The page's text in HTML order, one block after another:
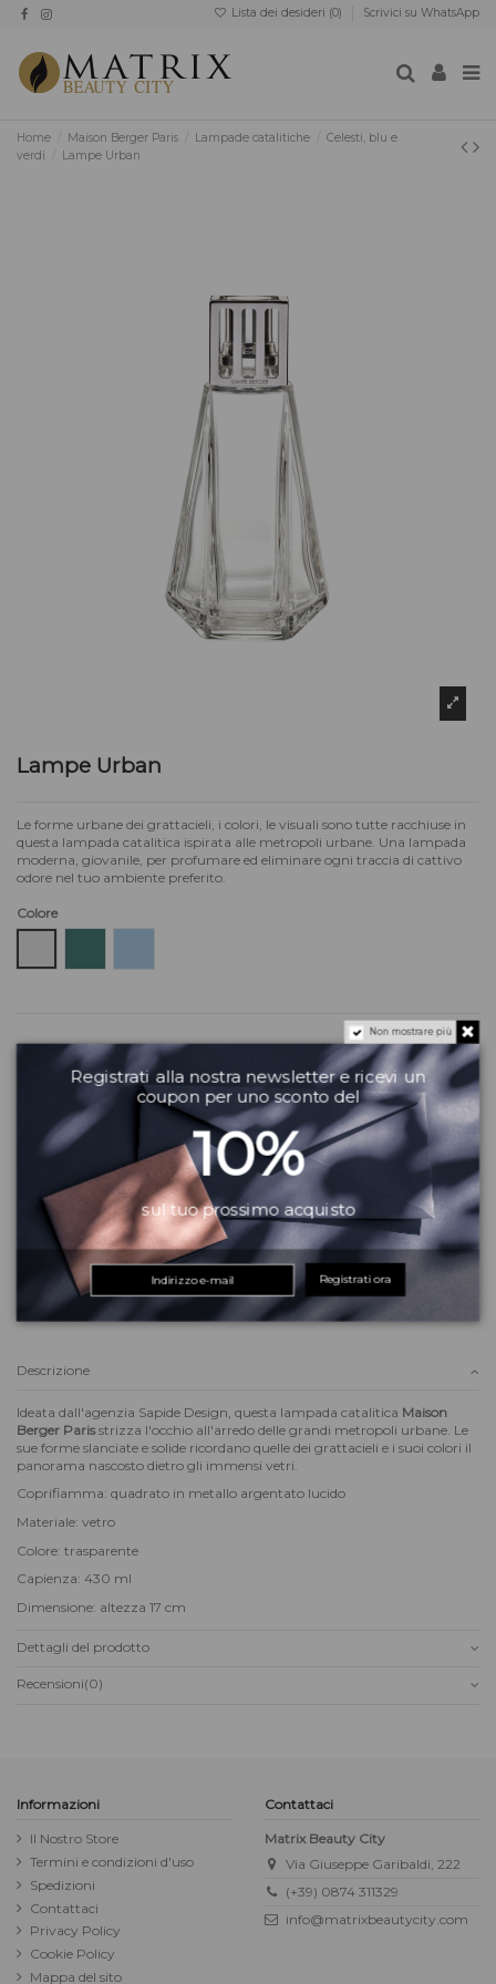
Lista dei desideri (0) Scrivici su WhatsApp
Home Maison Berger Paris Lampade catalitiche
Celesti, blu e
verdi
Lampe Urban
Lampe Urban
Le forme urbane dei grattacieli, i colori, le visuali sono tutte racchiuse in
questa lampada catalitica ispirata alle metropoli urbane. Una lampada
moderna, giovanile, per profumare ed eliminare ogni traccia di cattivo
odore nel tuo ambiente preferito.
Colore
Pagamenti sicuri al 100%
eliminare la puzza di cavolfiore purificare l'aria degli ambienti
maison berger paris lampe urban
lampe berger paris urban blu e g
lampada catalitica in vetro
oggetto di design da avere in ca
oggetti di culto da avere in cas
eliminare i cattici odori
Serve aiuto?
Vuoi altre informazioni? Dubbi?Contattaci
! Puoi anche scriverci su
WhatsApp il team del Matrix Beauty City ti risponderà quanto prima!
Descrizione
Ideata dall'agenzia Sapide Design, questa lampada catalitica Maison
Berger Parisstrizza l'occhio all'arredo delle grandi metropoli urbane. Le
sue forme slanciate e solide ricordano quelle dei grattacieli e i suoi colori il
panorama nascosto dietro gli immensi vetri.
Coprifiamma: quadrato in metallo argentato lucido
Materiale: vetro
Colore: trasparente
Capienza: 430 ml
Dimensione: altezza 17 cm
Dettagli del prodotto
Recensioni(0)
Informazioni
Il Nostro Store
Termini e condizioni d'uso
Spedizioni
Contattaci
Privacy Policy
Cookie Policy
Mappa del sito
Contattaci
Matrix Beauty City
Via Giuseppe Garibaldi, 222
(+39) 0874 311329
info@matrixbeautycity.com
Non mostrare più
Registrati alla nostra newsletter e ricevi un
coupon per uno sconto del
10%
sul tuo prossimo acquisto
Registrati ora